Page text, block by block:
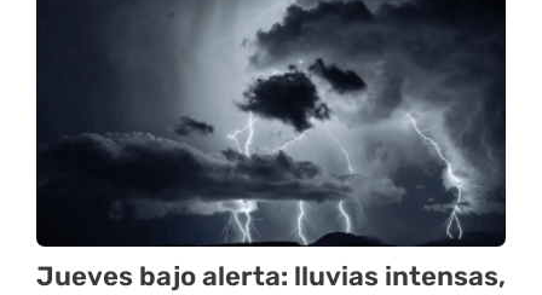
Jueves bajo alerta: lluvias intensas,